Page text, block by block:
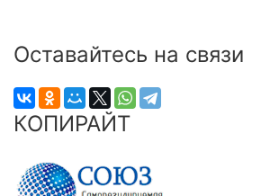
Оставайтесь на связи
КОПИРАЙТ